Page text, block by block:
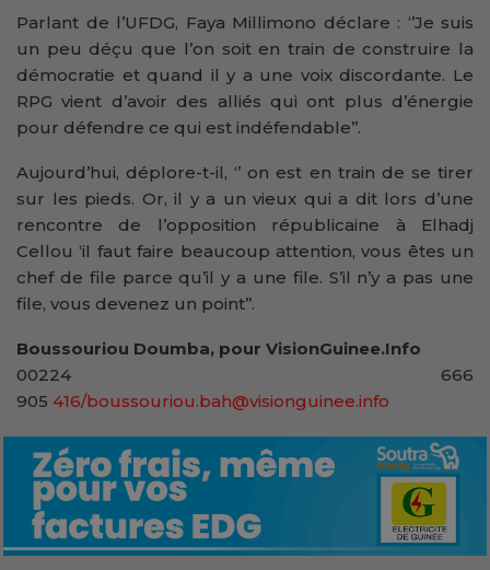
Parlant de l’UFDG, Faya Millimono déclare : ‘’Je suis
un peu déçu que l’on soit en train de construire la
démocratie et quand il y a une voix discordante. Le
RPG vient d’avoir des alliés qui ont plus d’énergie
pour défendre ce qui est indéfendable’’.
Aujourd’hui, déplore-t-il, ‘’ on est en train de se tirer
sur les pieds. Or, il y a un vieux qui a dit lors d’une
rencontre de l’opposition républicaine à Elhadj
Cellou ‘il faut faire beaucoup attention, vous êtes un
chef de file parce qu’il y a une file. S’il n’y a pas une
file, vous devenez un point’’.
Boussouriou Doumba, pour VisionGuinee.Info
00224 666
905 416/boussouriou.bah@visionguinee.info